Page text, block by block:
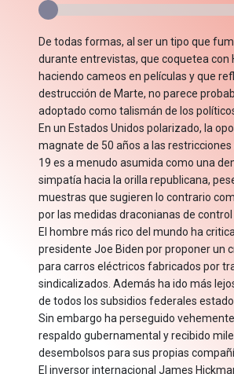
De todas formas, al ser un tipo que
durante entrevistas, que coquetea con
haciendo cameos en películas y que
destrucción de Marte, no parece
adoptado como talismán de los
En un Estados Unidos polarizado, la
magnate de 50 años a las
19 es a menudo asumida como una
simpatía hacia la orilla republicana,
muestras que sugieren lo contrario
por las medidas draconianas de control
El hombre más rico del mundo ha
presidente Joe Biden por proponer un
para carros eléctricos fabricados por
sindicalizados. Además ha ido más
de todos los subsidios federales
Sin embargo ha perseguido
respaldo gubernamental y recibido
desembolsos para sus propias
El inversor internacional James